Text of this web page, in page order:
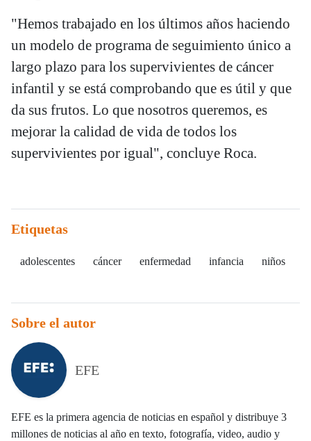
"Hemos trabajado en los últimos años haciendo
un modelo de programa de seguimiento único a
largo plazo para los supervivientes de cáncer
infantil y se está comprobando que es útil y que
da sus frutos. Lo que nosotros queremos, es
mejorar la calidad de vida de todos los
supervivientes por igual", concluye Roca.
Etiquetas
adolescentes cáncer enfermedad infancia niños
Sobre el autor
EFE
EFE es la primera agencia de noticias en español y distribuye 3
millones de noticias al año en texto, fotografía, video, audio y